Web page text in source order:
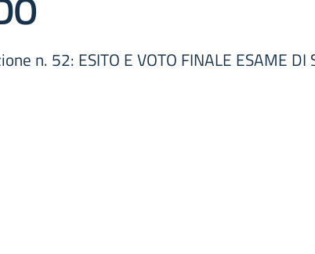
n. 52: ESITO E VOTO FINALE ESAME DI